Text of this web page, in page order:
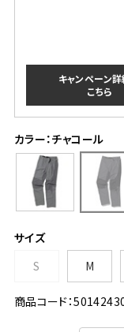
キャンペーン
こちら
カラー：チャコール
サイズ
S
M
商品コード：